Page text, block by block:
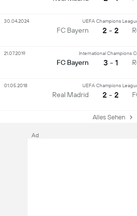
FC Bayern
UEFA Champions
2 - 2
30.04.2024
FC Bayern
International Champions
3 - 1
21.07.2019
Real Madrid
UEFA Champions
2 - 2
01.05.2018
Alles Sehen
Ad